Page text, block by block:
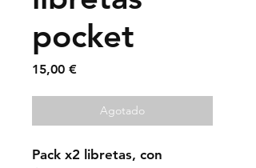
pocket
15,00 €Precio
Agotado
Pack x2 libretas, con